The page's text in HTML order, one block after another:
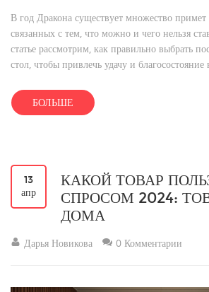
В год Дракона существует множество
связанных с тем, что можно и чего нельзя
статье рассмотрим, как правильно выбрать
стол, чтобы привлечь удачу и
оформлению стола, чтобы встретить год
существа максимально благоприятно.
БОЛЬШЕ
13
апр
КАКОЙ ТОВАР
СПРОСОМ 2024:
ДОМА
Дарья Новикова 0 Комментарии